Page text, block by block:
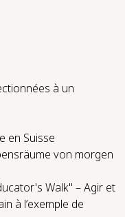
à un
en Suisse
von morgen
Walk" – Agir et
à l’exemple de